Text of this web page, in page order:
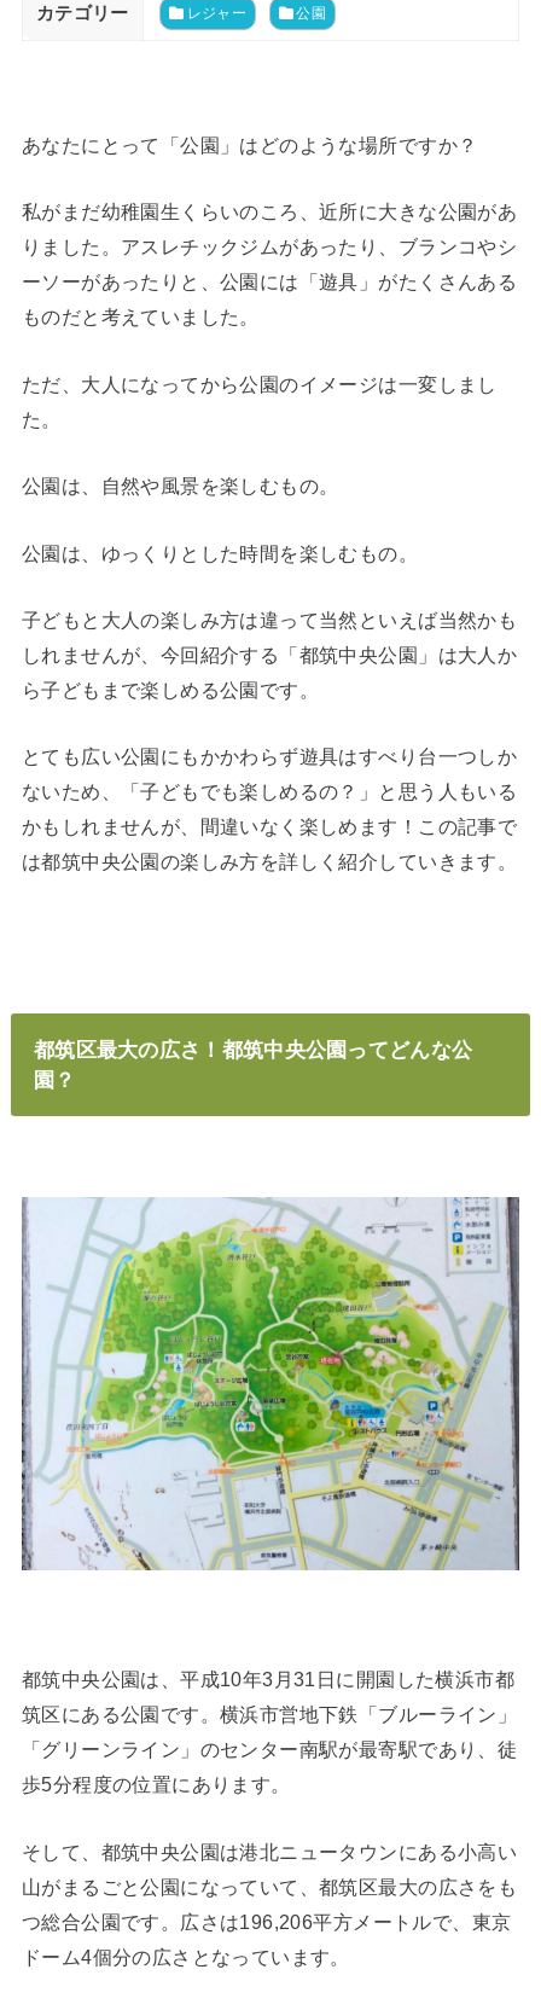
カテゴリー レジャー 公園
あなたにとって「公園」はどのような場所ですか？
私がまだ幼稚園生くらいのころ、近所に大きな公園があ
りました。アスレチックジムがあったり、ブランコやシ
ーソーがあったりと、公園には「遊具」がたくさんある
ものだと考えていました。
ただ、大人になってから公園のイメージは一変しまし
た。
公園は、自然や風景を楽しむもの。
公園は、ゆっくりとした時間を楽しむもの。
子どもと大人の楽しみ方は違って当然といえば当然かも
しれませんが、今回紹介する「都筑中央公園」は大人か
ら子どもまで楽しめる公園です。
とても広い公園にもかかわらず遊具はすべり台一つしか
ないため、「子どもでも楽しめるの？」と思う人もいる
かもしれませんが、間違いなく楽しめます！この記事で
は都筑中央公園の楽しみ方を詳しく紹介していきます。
都筑区最大の広さ！都筑中央公園ってどんな公
園？
都筑中央公園は、平成10年3月31日に開園した横浜市都
筑区にある公園です。横浜市営地下鉄「ブルーライン」
「グリーンライン」のセンター南駅が最寄駅であり、徒
歩5分程度の位置にあります。
そして、都筑中央公園は港北ニュータウンにある小高い
山がまるごと公園になっていて、都筑区最大の広さをも
つ総合公園です。広さは196,206平方メートルで、東京
ドーム4個分の広さとなっています。